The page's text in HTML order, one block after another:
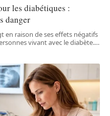
les diabétiques :
danger
en raison de ses effets négatifs
vivant avec le diabète.…